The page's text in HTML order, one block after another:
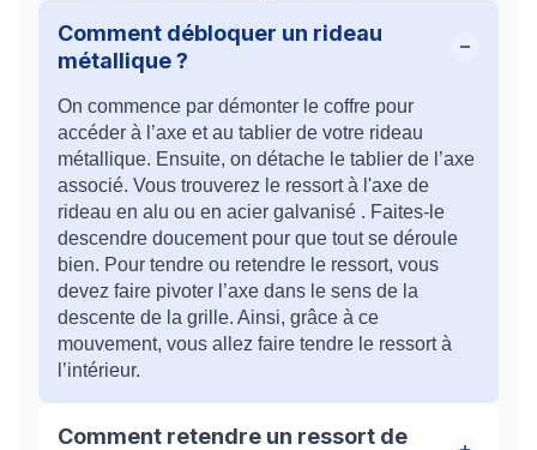
Comment débloquer un rideau
métallique ?
On commence par démonter le coffre pour
accéder à l’axe et au tablier de votre rideau
métallique. Ensuite, on détache le tablier de l’axe
associé. Vous trouverez le ressort à l'axe de
rideau en alu ou en acier galvanisé . Faites-le
descendre doucement pour que tout se déroule
bien. Pour tendre ou retendre le ressort, vous
devez faire pivoter l’axe dans le sens de la
descente de la grille. Ainsi, grâce à ce
mouvement, vous allez faire tendre le ressort à
l’intérieur.
Comment retendre un ressort de